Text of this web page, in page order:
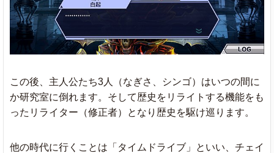
この後、主人公たち3人（なぎさ、シンゴ）はいつの間に
か研究室に倒れます。そして歴史をリライトする機能をも
ったリライター（修正者）となり歴史を駆け巡ります。
他の時代に行くことは「タイムドライブ」といい、チェイ